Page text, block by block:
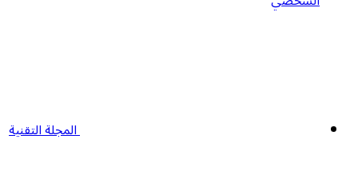
المجلة التقنية